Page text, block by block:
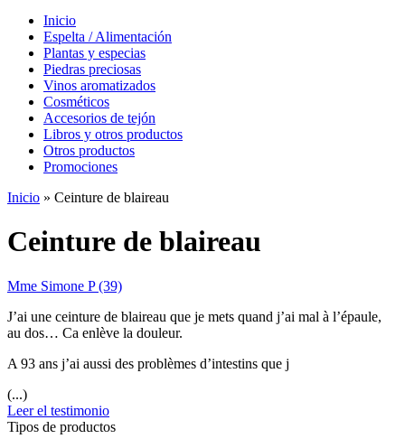
Inicio
Espelta / Alimentación
Plantas y especias
Piedras preciosas
Vinos aromatizados
Cosméticos
Accesorios de tejón
Libros y otros productos
Otros productos
Promociones
Inicio » Ceinture de blaireau
Ceinture de blaireau
Mme Simone P (39)
J’ai une ceinture de blaireau que je mets quand j’ai mal à l’épaule,
au dos… Ca enlève la douleur.
A 93 ans j’ai aussi des problèmes d’intestins que j
(...)
Leer el testimonio
Tipos de productos